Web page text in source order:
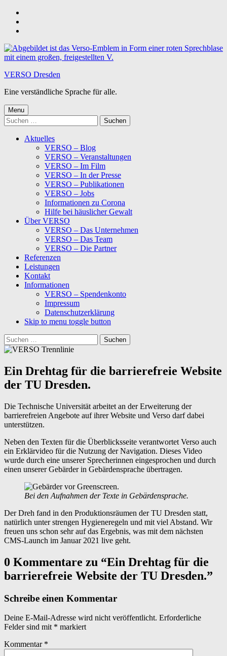
content
footer
VERSO Dresden
Eine verständliche Sprache für alle.
Menu
Suchen
nach:
Aktuelles
VERSO – Blog
VERSO – Veranstaltungen
VERSO – Im Film
VERSO – In der Presse
VERSO – Publikationen
VERSO – Jobs
Informationen zu Corona
Hilfe bei häuslicher Gewalt
Über VERSO
VERSO – Das Unternehmen
VERSO – Das Team
VERSO – Die Partner
Referenzen
Leistungen
Kontakt
Informationen
VERSO – Spendenkonto
Impressum
Datenschutzerklärung
Skip to menu toggle button
Suchen
nach:
Ein Drehtag für die barrierefreie Website
der TU Dresden.
Die Technische Universität arbeitet an der Erweiterung der
barrierefreien Angebote auf ihrer Website und Verso darf dabei
unterstützen.
Neben den Texten für die Überblicksseite verantwortet Verso auch
ein Erklärvideo für die Nutzung der Navigation. Dieses Video
wurde durch eine unserer Sprecherinnen eingesprochen und durch
einen unserer Gebärder in Gebärdensprache übertragen.
Bei den Aufnahmen der Texte in Gebärdensprache.
Der Dreh fand in den Produktionsräumen der TU Dresden statt,
natürlich unter strengen Hygieneregeln und mit viel Abstand. Wir
freuen uns schon sehr auf das Ergebnis, was mit dem nächsten
CMS-Launch im Januar 2021 live geht.
Skip
back
to
navigation
0 Kommentare zu “Ein Drehtag für die
barrierefreie Website der TU Dresden.”
Schreibe einen Kommentar
Deine E-Mail-Adresse wird nicht veröffentlicht. Erforderliche
Felder sind mit * markiert
Kommentar *